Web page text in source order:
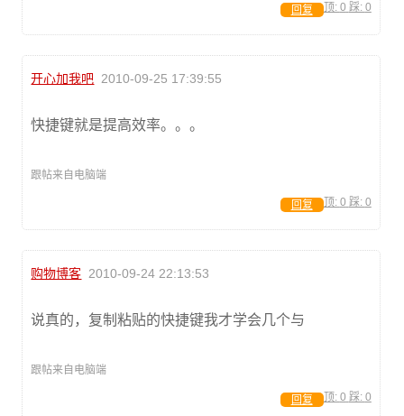
顶: 0 踩: 0
回复
开心加我吧 2010-09-25 17:39:55
快捷键就是提高效率。。。
跟帖来自电脑端
顶: 0 踩: 0
回复
购物博客 2010-09-24 22:13:53
说真的，复制粘贴的快捷键我才学会几个与
跟帖来自电脑端
顶: 0 踩: 0
回复